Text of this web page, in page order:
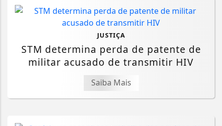
JUSTIÇA
STM determina perda de patente de
militar acusado de transmitir HIV
Saiba Mais